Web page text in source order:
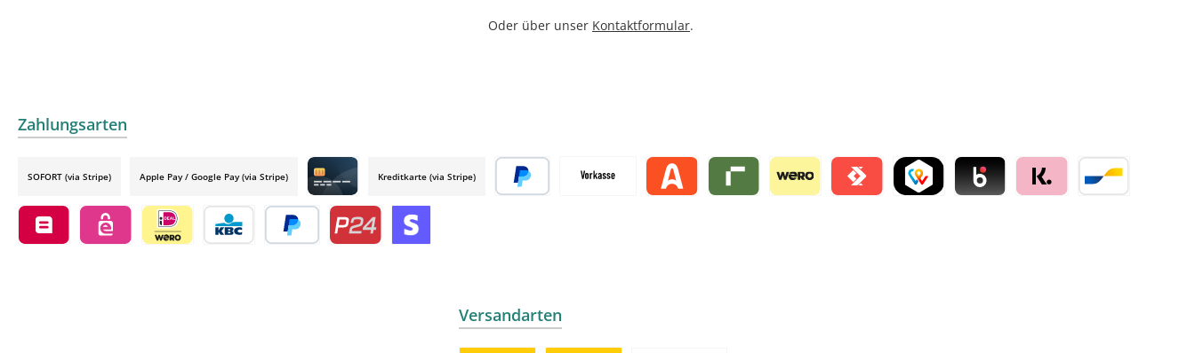
Oder über unser Kontaktformular.
Zahlungsarten
SOFORT (via Stripe) Apple Pay / Google Pay (via Stripe)
Credit card by mollie
Kreditkarte (via Stripe)
Versandarten